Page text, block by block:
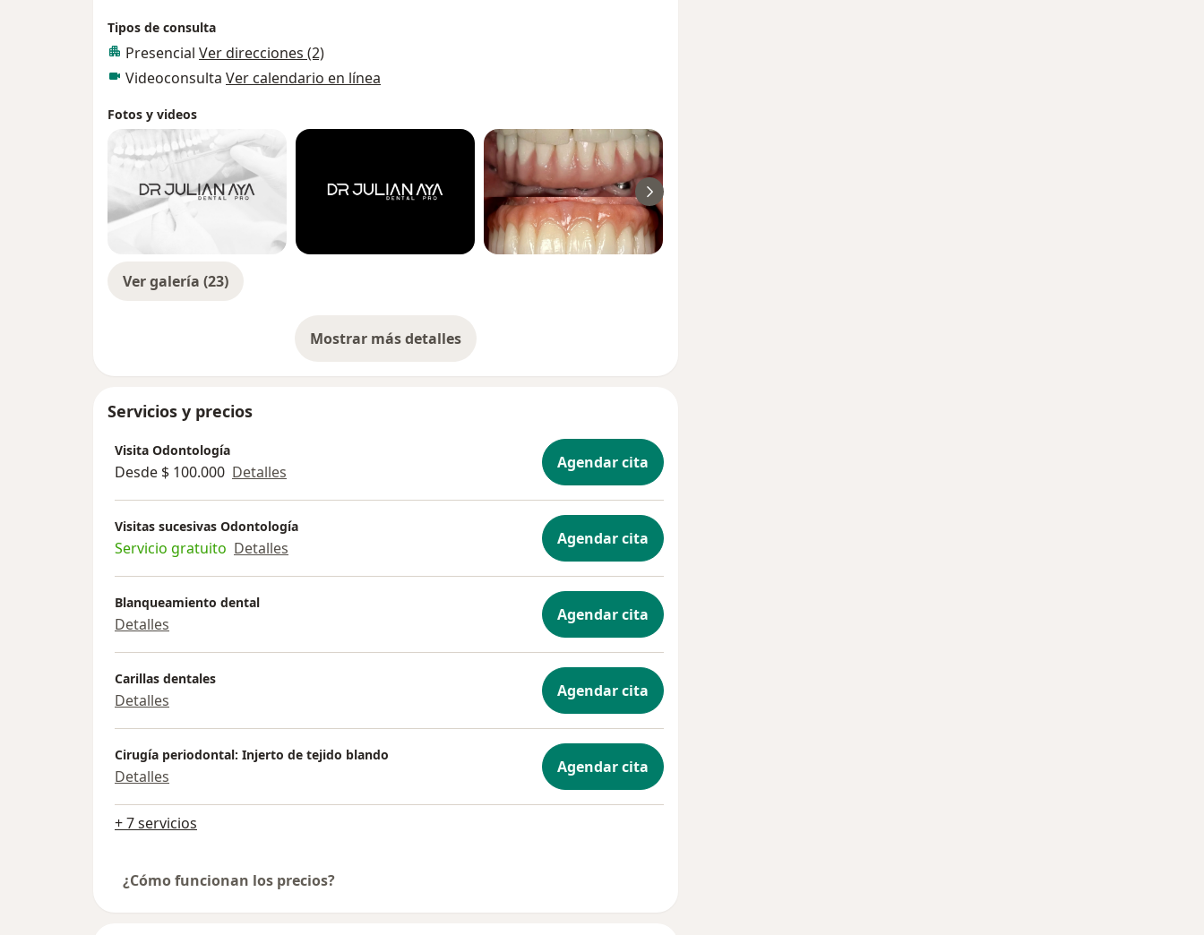
fresado CAD/CAM para garantizar resultados altamente predecibles y
mínimamente invasivos.
Mi enfoque es brindar una experiencia odontológica moderna, basada en la
ciencia, la tecnología y una atención humana de calidad.
Tipos de consulta
Presencial Ver direcciones (2)
Videoconsulta Ver calendario en línea
Fotos y videos
Ver galería (23)
Mostrar más detalles
sobre la experiencia
Servicios y precios
Visita Odontología
Desde $ 100.000 Detalles Agendar cita
Visitas sucesivas Odontología
Servicio gratuito Detalles Agendar cita
Blanqueamiento dental
Detalles Agendar cita
Carillas dentales
Detalles Agendar cita
Cirugía periodontal: Injerto de tejido blando
Detalles Agendar cita
+ 7 servicios
¿Cómo funcionan los precios?